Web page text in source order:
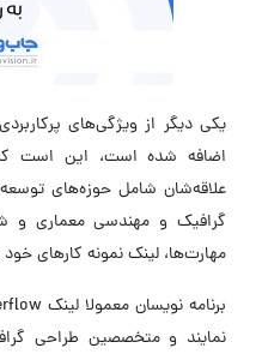
یکی دیگر از ویژگی‌های
اضافه شده است، این است
علاقه‌شان شامل حوزه‌های توسعه
گرافیک و مهندسی معماری و
مهارت‌ها، لینک نمونه کارهای خود
نمایند و متخصصین طراحی